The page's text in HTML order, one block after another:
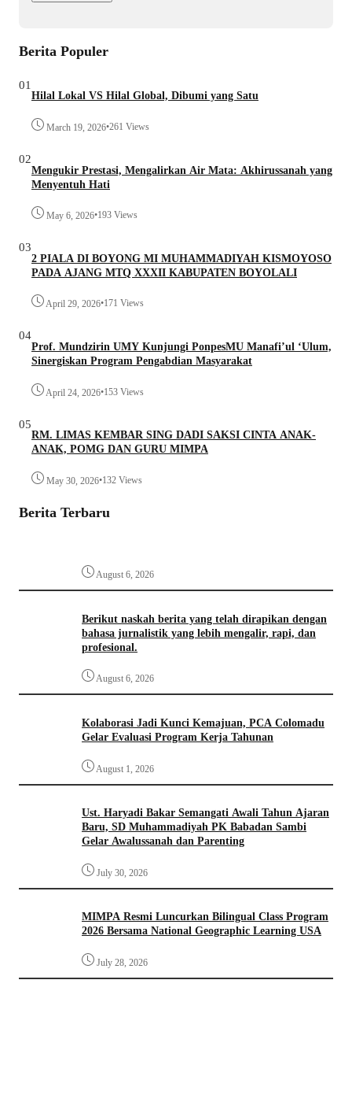
Berita Populer
01
Hilal Lokal VS Hilal Global, Dibumi yang Satu
March 19, 2026•261 Views
02
Mengukir Prestasi, Mengalirkan Air Mata: Akhirussanah yang
Menyentuh Hati
May 6, 2026•193 Views
03
2 PIALA DI BOYONG MI MUHAMMADIYAH KISMOYOSO
PADA AJANG MTQ XXXII KABUPATEN BOYOLALI
April 29, 2026•171 Views
04
Prof. Mundzirin UMY Kunjungi PonpesMU Manafi’ul ‘Ulum,
Sinergiskan Program Pengabdian Masyarakat
April 24, 2026•153 Views
05
RM. LIMAS KEMBAR SING DADI SAKSI CINTA ANAK-
ANAK, POMG DAN GURU MIMPA
May 30, 2026•132 Views
Berita Terbaru
August 6, 2026
Berikut naskah berita yang telah dirapikan dengan
bahasa jurnalistik yang lebih mengalir, rapi, dan
profesional.
August 6, 2026
Kolaborasi Jadi Kunci Kemajuan, PCA Colomadu
Gelar Evaluasi Program Kerja Tahunan
August 1, 2026
Ust. Haryadi Bakar Semangati Awali Tahun Ajaran
Baru, SD Muhammadiyah PK Babadan Sambi
Gelar Awalussanah dan Parenting
July 30, 2026
MIMPA Resmi Luncurkan Bilingual Class Program
2026 Bersama National Geographic Learning USA
July 28, 2026